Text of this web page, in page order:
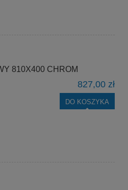
810X400 CHROM
827,00 zł
DO KOSZYKA